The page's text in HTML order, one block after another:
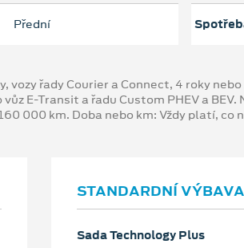
Přední
řady Courier a Connect, 4 roky
E-Transit a řadu Custom PHEV a
000 km. Doba nebo km: Vždy platí, co
STANDARDNÍ VÝBAVA
Sada Technology Plus